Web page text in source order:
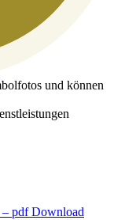
und können
pdf Download